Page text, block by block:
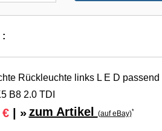
Rückleuchte links L E D passend
B8 2.0 TDI
| » zum Artikel (auf eBay)*